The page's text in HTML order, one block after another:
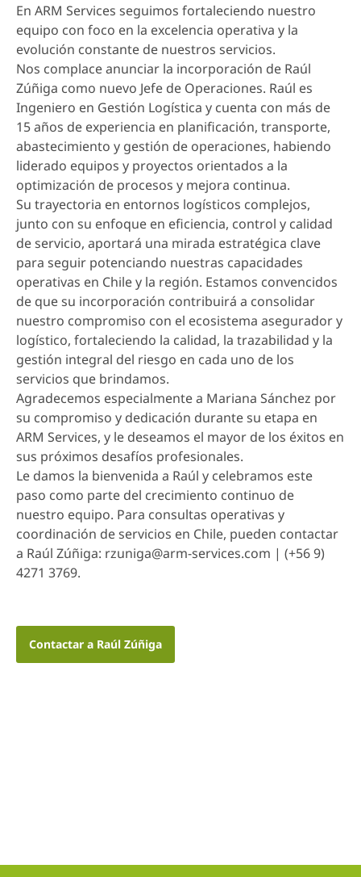
En ARM Services seguimos fortaleciendo nuestro
equipo con foco en la excelencia operativa y la
evolución constante de nuestros servicios.
Nos complace anunciar la incorporación de Raúl
Zúñiga como nuevo Jefe de Operaciones. Raúl es
Ingeniero en Gestión Logística y cuenta con más de
15 años de experiencia en planificación, transporte,
abastecimiento y gestión de operaciones, habiendo
liderado equipos y proyectos orientados a la
optimización de procesos y mejora continua.
Su trayectoria en entornos logísticos complejos,
junto con su enfoque en eficiencia, control y calidad
de servicio, aportará una mirada estratégica clave
para seguir potenciando nuestras capacidades
operativas en Chile y la región. Estamos convencidos
de que su incorporación contribuirá a consolidar
nuestro compromiso con el ecosistema asegurador y
logístico, fortaleciendo la calidad, la trazabilidad y la
gestión integral del riesgo en cada uno de los
servicios que brindamos.
Agradecemos especialmente a Mariana Sánchez por
su compromiso y dedicación durante su etapa en
ARM Services, y le deseamos el mayor de los éxitos en
sus próximos desafíos profesionales.
Le damos la bienvenida a Raúl y celebramos este
paso como parte del crecimiento continuo de
nuestro equipo. Para consultas operativas y
coordinación de servicios en Chile, pueden contactar
a Raúl Zúñiga: rzuniga@arm-services.com | (+56 9)
4271 3769.
Contactar a Raúl Zúñiga